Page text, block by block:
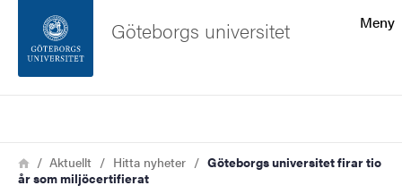
Sidfoten
Om webbplatsen
Meny
Göteborgs universitet
Länkstig
HemAktuellt Hitta nyheter
Göteborgs universitet firar tio
år som miljöcertifierat